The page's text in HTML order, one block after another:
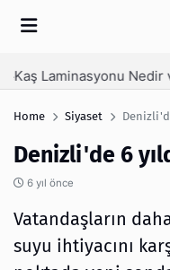
Home Siyaset
Denizli'de 6
6 yıl önce
Vatandaşların
suyu ihtiyacını